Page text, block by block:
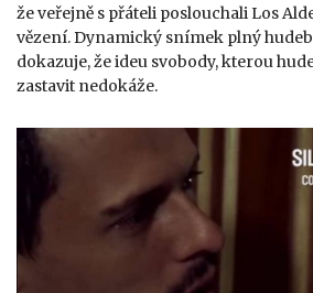
že veřejně s přáteli poslouchali Los
vězení. Dynamický snímek plný
dokazuje, že ideu svobody, kterou
zastavit nedokáže.